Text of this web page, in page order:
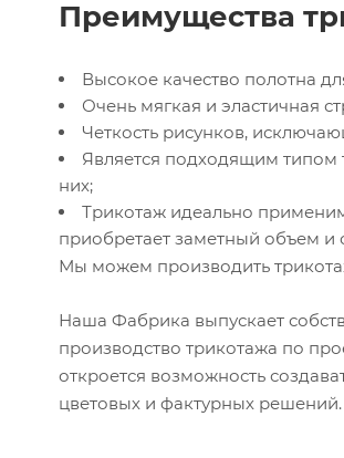
Преимущества
Высокое качество полотна
Очень мягкая и эластичная
Четкость рисунков,
Является подходящим типом
них;
Трикотаж идеально
приобретает заметный объем и
Мы можем производить
Наша Фабрика выпускает
производство трикотажа по
откроется возможность
цветовых и фактурных решений.